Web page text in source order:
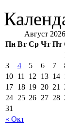
Август 2026
Пн Вт Ср Чт Пт
« Окт
3
4 5 6 7
10 11 12 13 14
17 18 19 20 21
24 25 26 27 28
31